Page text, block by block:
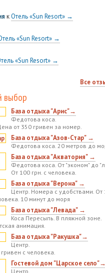
кОтель «Sun Resort» →
«Sun Resort» →
«Sun Resort» →
Все
выбор
База отдыха "Арис"→
Федотова коса.
от 350 гривен за номер.
База отдыха "Азов-Стар" →
Федотова коса. 20 метров до
База отдыха "Акватория" →
Федотова коса. От "эконом" до
От 100 грн. с человека.
База отдыха "Верона" →
Центр. Номера с удобствами. От
10 минут до моря
База отдыха "Левада" →
Коса Пересыпь. В пляжной зоне.
анимация.
База отдыха "Ракушка"→
Центр.
с человека.
Гостевой дом "Царское село"→
Центр.